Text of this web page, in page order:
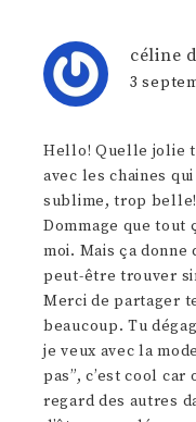
céline
3
Hello! Quelle jolie
avec les chaines
sublime, trop belle!
Dommage que tout
moi. Mais ça donne
peut-être trouver
Merci de partager
beaucoup. Tu
je veux avec la
pas”, c’est cool
regard des autres